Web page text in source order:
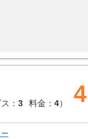
： 3 料金： 4） 4